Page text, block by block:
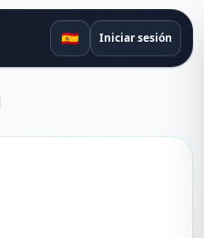
de búsqueda
🇪🇸 Iniciar sesión